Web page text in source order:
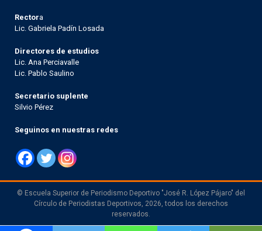
Rectora
Lic. Gabriela Padín Losada
Directores de estudios
Lic. Ana Perciavalle
Lic. Pablo Saulino
Secretario suplente
Silvio Pérez
Seguinos en nuestras redes
© Escuela Superior de Periodismo Deportivo "José R. López Pájaro" del
Círculo de Periodistas Deportivos, 2026, todos los derechos
reservados.